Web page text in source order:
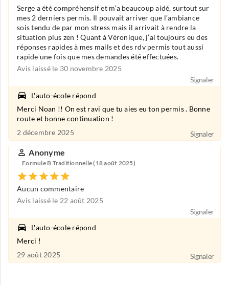
Serge a été compréhensif et m’a beaucoup aidé, surtout sur
mes 2 derniers permis. Il pouvait arriver que l’ambiance
sois tendu de par mon stress mais il arrivait à rendre la
situation plus zen ! Quant à Véronique, j’ai toujours eu des
réponses rapides à mes mails et des rdv permis tout aussi
rapide une fois que mes demandes été effectuées.
Avis laissé le 30 novembre 2025
Signaler
L'auto-école répond
Merci Noan !! On est ravi que tu aies eu ton permis . Bonne
route et bonne continuation !
2 décembre 2025
Signaler
Anonyme
Formule B Traditionnelle (18 août 2025)
Aucun commentaire
Avis laissé le 22 août 2025
Signaler
L'auto-école répond
Merci !
29 août 2025
Signaler